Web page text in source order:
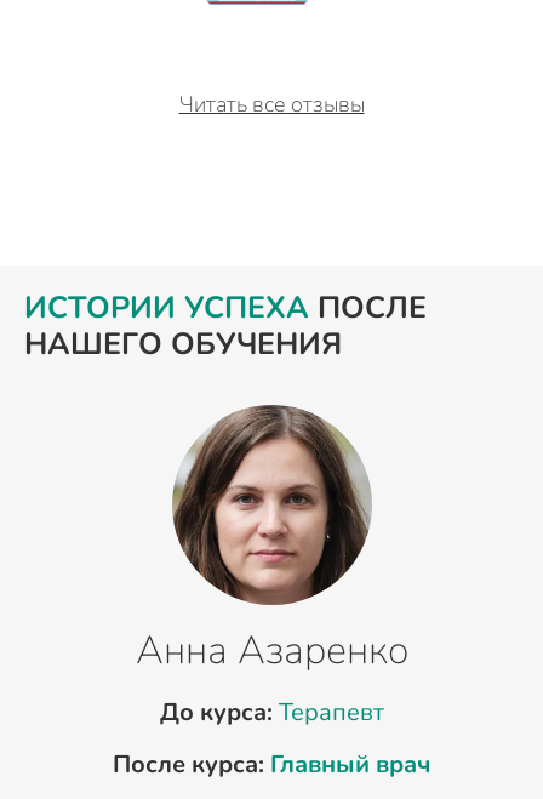
Читать все отзывы
ИСТОРИИ УСПЕХА ПОСЛЕ
НАШЕГО ОБУЧЕНИЯ
Анна Азаренко
До курса: Терапевт
После курса: Главный врач